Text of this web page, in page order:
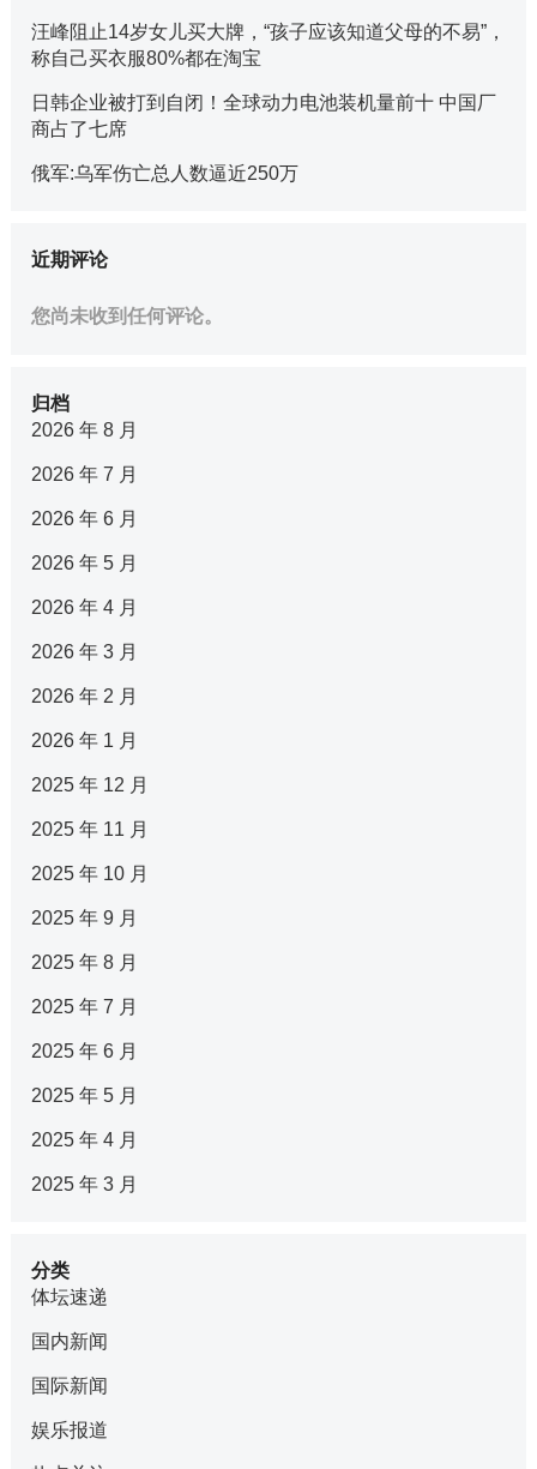
汪峰阻止14岁女儿买大牌，“孩子应该知道父母的不易”，
称自己买衣服80%都在淘宝
日韩企业被打到自闭！全球动力电池装机量前十 中国厂
商占了七席
俄军:乌军伤亡总人数逼近250万
近期评论
您尚未收到任何评论。
归档
2026 年 8 月
2026 年 7 月
2026 年 6 月
2026 年 5 月
2026 年 4 月
2026 年 3 月
2026 年 2 月
2026 年 1 月
2025 年 12 月
2025 年 11 月
2025 年 10 月
2025 年 9 月
2025 年 8 月
2025 年 7 月
2025 年 6 月
2025 年 5 月
2025 年 4 月
2025 年 3 月
分类
体坛速递
国内新闻
国际新闻
娱乐报道